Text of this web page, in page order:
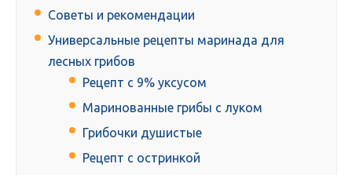
Советы и рекомендации
Универсальные рецепты маринада для
лесных грибов
Рецепт с 9% уксусом
Маринованные грибы с луком
Грибочки душистые
Рецепт с остринкой